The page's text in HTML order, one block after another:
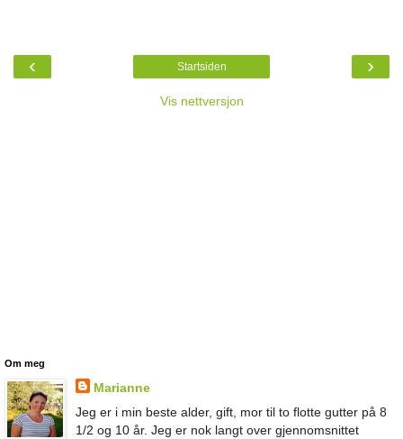
‹ ›
Startsiden
Vis nettversjon
Om meg
Marianne
Jeg er i min beste alder, gift, mor til to flotte gutter på 8
1/2 og 10 år. Jeg er nok langt over gjennomsnittet